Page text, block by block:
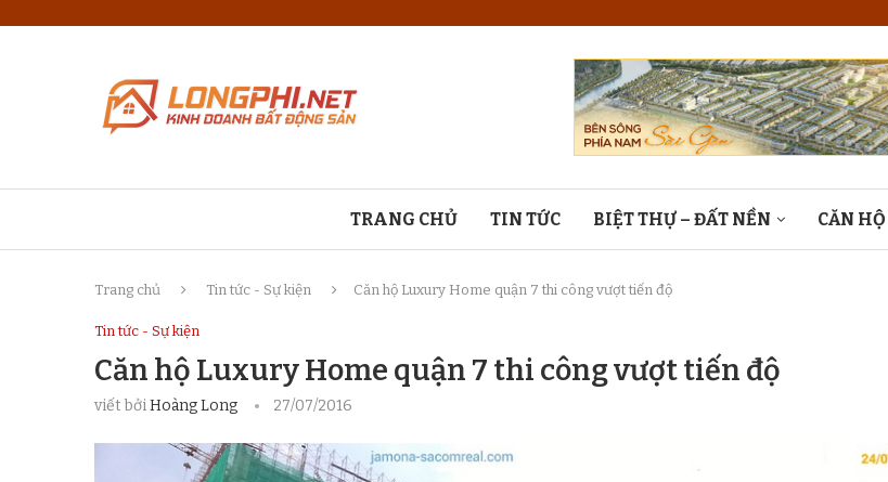
TRANG CHỦ TIN TỨC BIỆT THỰ – ĐẤT NỀN CĂN
Trang chủ Tin tức - Sự kiện Căn hộ Luxury Home quận 7 thi công vượt tiến độ
Tin tức - Sự kiện
Căn hộ Luxury Home quận 7 thi công vượt tiến độ
viết bởiHoàng Long 27/07/2016